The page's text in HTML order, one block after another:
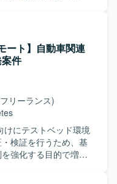
管理はGitHub、社内コ
Figma、ドキュメン
エンドはGo、フロン
および
OpenAI、Claudeな
を主体的に推進でき
ス化に携わることが
Logs、
。
ート】自動車関連
件
リーランス)
けにテストベッド環境
検証を行うため、基
強化する目的で増員